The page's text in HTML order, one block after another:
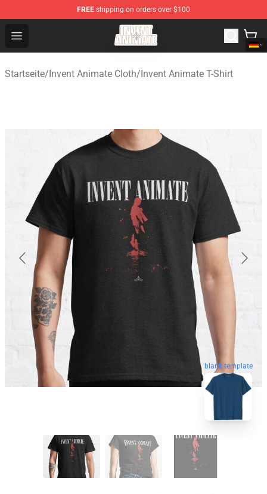
FREE shipping on orders over $100
Open menu
Invent Animate Shop - Official Invent Animate
Startseite/Invent Animate Cloth/Invent Animate T-Shirt
blank template